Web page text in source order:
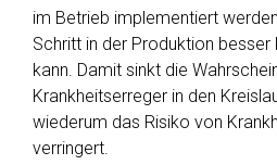
im Betrieb implementiert
Schritt in der Produktion
kann. Damit sinkt die
Krankheitserreger in den
wiederum das Risiko von
verringert.